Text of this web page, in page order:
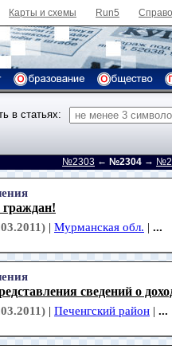
Карты и схемы Run5
в статьях:
№2303 ← №2304 →
| Мурманская обл. | ...
сведений о
| Печенгский район | ...